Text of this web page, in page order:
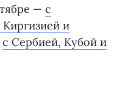
— с
и
с Сербией, Кубой и